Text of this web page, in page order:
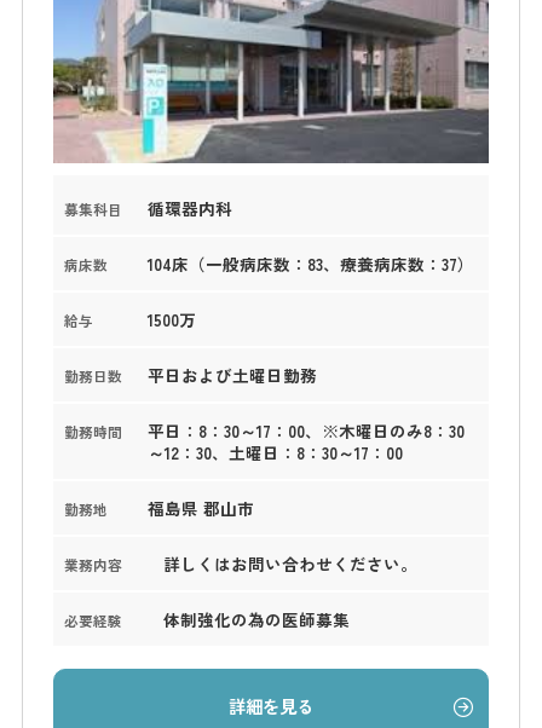
募集科目 循環器内科
病床数 104床（一般病床数：83、療養病床数：37）
給与 1500万
勤務日数 平日および土曜日勤務
勤務時間
平日：8：30～17：00、※木曜日のみ8：30
～12：30、土曜日：8：30～17：00
勤務地 福島県 郡山市
業務内容 詳しくはお問い合わせください。
必要経験 体制強化の為の医師募集
詳細を見る